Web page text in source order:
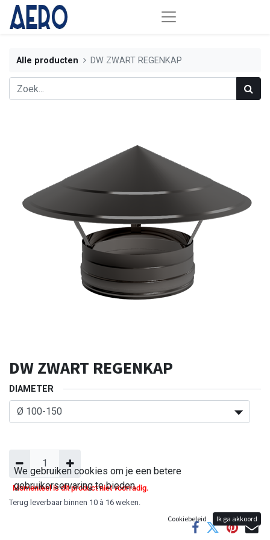
Alle producten DW ZWART REGENKAP
DW ZWART REGENKAP
DIAMETER
Momenteel is dit product niet voorradig.
Terug leverbaar binnen 10 à 16 weken.
We gebruiken cookies om je een betere
gebruikerservaring te bieden.
Cookiebeleid Ik ga akkoord